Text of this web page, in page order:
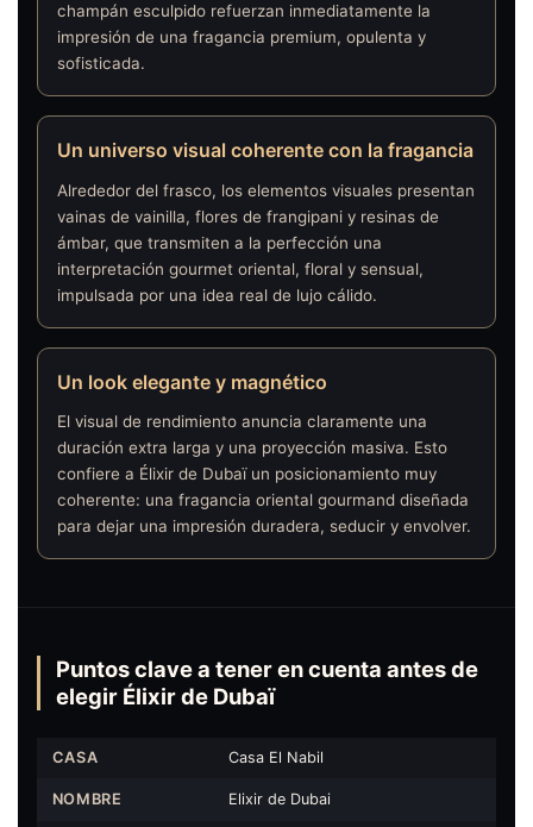
champán esculpido refuerzan inmediatamente la
impresión de una fragancia premium, opulenta y
sofisticada.
Un universo visual coherente con la fragancia
Alrededor del frasco, los elementos visuales presentan
vainas de vainilla, flores de frangipani y resinas de
ámbar, que transmiten a la perfección una
interpretación gourmet oriental, floral y sensual,
impulsada por una idea real de lujo cálido.
Un look elegante y magnético
El visual de rendimiento anuncia claramente una
duración extra larga y una proyección masiva. Esto
confiere a Élixir de Dubaï un posicionamiento muy
coherente: una fragancia oriental gourmand diseñada
para dejar una impresión duradera, seducir y envolver.
Puntos clave a tener en cuenta antes de
elegir Élixir de Dubaï
CASA Casa El Nabil
NOMBRE Elixir de Dubai